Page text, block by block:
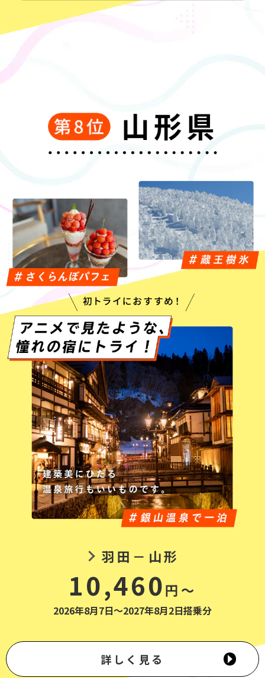
羽田－山形
10,460円～
2026年8月7日～2027年8月2日搭乗分
詳しく見る